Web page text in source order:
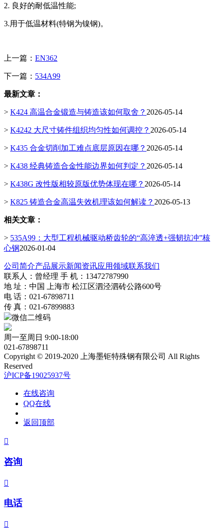
2. 良好的耐低温性能;
3.用于低温材料(特钢为镍钢)。
上一篇： EN362
下一篇： 534A99
最新文章：
> K424 高温合金锻造与铸造该如何取舍？ 2026-05-14
> K4242 大尺寸铸件组织均匀性如何调控？ 2026-05-14
> K435 合金切削加工难点底层原因在哪？ 2026-05-14
> K438 经典铸造合金性能边界如何判定？ 2026-05-14
> K438G 改性版相较原版优势体现在哪？ 2026-05-14
> K825 铸造合金高温失效机理该如何解读？ 2026-05-13
相关文章：
> 535A99：大型工程机械驱动桥齿轮的“高淬透+强韧抗冲”核
心钢2026-01-04
公司简介产品展示新闻资讯应用领域联系我们
联系人：曾经理 手 机：13472787990
地 址：中国 上海市 松江区泗泾泗砖公路600号
电 话：021-67898711
传 真：021-67899883
微信二维码
周一至周日 9:00-18:00
021-67898711
Copyright © 2019-2020 上海墨钜特殊钢有限公司 All Rights
Reserved
沪ICP备19025937号
在线咨询
QQ在线
返回顶部

咨询

电话
